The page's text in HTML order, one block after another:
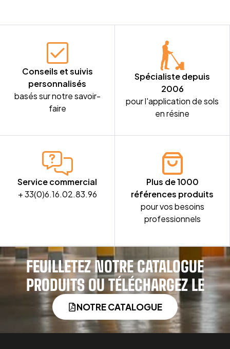
Conseils et suivis
personnalisés
basés sur notre savoir-
faire
Spécialiste depuis
2006
pour l'application de sols
en résine
Service commercial
+ 33(0)6.16.02.83.96
Plus de 1000
références produits
pour vos besoins
professionnels
FEUILLETEZ NOTRE CATALOGUE
PRODUITS OU TÉLÉCHARGEZ LE
NOTRE CATALOGUE